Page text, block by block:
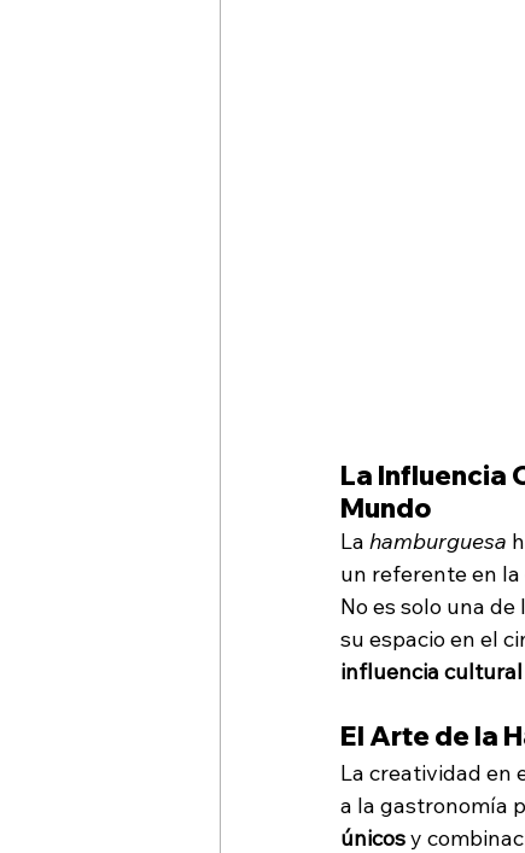
La Influencia
Mundo
La hamburguesa
un referente en la
No es solo una de
su espacio en el
influencia
El Arte de la
La creatividad en
a la gastronomía
únicos y